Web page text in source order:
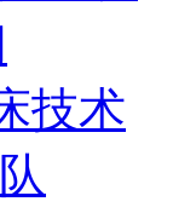
技术